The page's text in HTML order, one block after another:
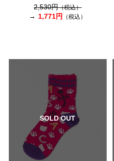
2,530円（税込）
1,771円 （税込）
SOLD OUT